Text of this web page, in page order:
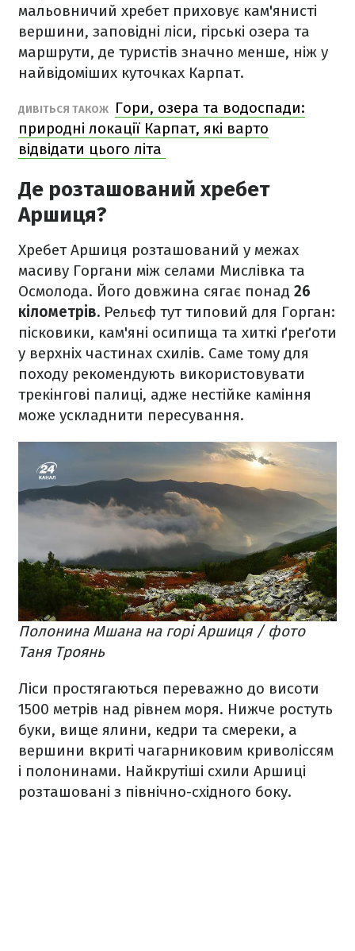
мальовничий хребет приховує кам'янисті
вершини, заповідні ліси, гірські озера та
маршрути, де туристів значно менше, ніж у
найвідоміших куточках Карпат.
ДИВІТЬСЯ ТАКОЖ
Гори, озера та водоспади:
природні локації Карпат, які варто
відвідати цього літа
Де розташований хребет
Аршиця?
Хребет Аршиця розташований у межах
масиву Горгани між селами Мислівка та
Осмолода. Його довжина сягає понад 26
кілометрів. Рельєф тут типовий для Горган:
пісковики, кам'яні осипища та хиткі ґреґоти
у верхніх частинах схилів. Саме тому для
походу рекомендують використовувати
трекінгові палиці, адже нестійке каміння
може ускладнити пересування.
Полонина Мшана на горі Аршиця / фото
Таня Троянь
Ліси простягаються переважно до висоти
1500 метрів над рівнем моря. Нижче ростуть
буки, вище ялини, кедри та смереки, а
вершини вкриті чагарниковим криволіссям
і полонинами. Найкрутіші схили Аршиці
розташовані з північно-східного боку.